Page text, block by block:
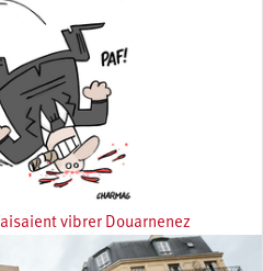
vibrer Douarnenez